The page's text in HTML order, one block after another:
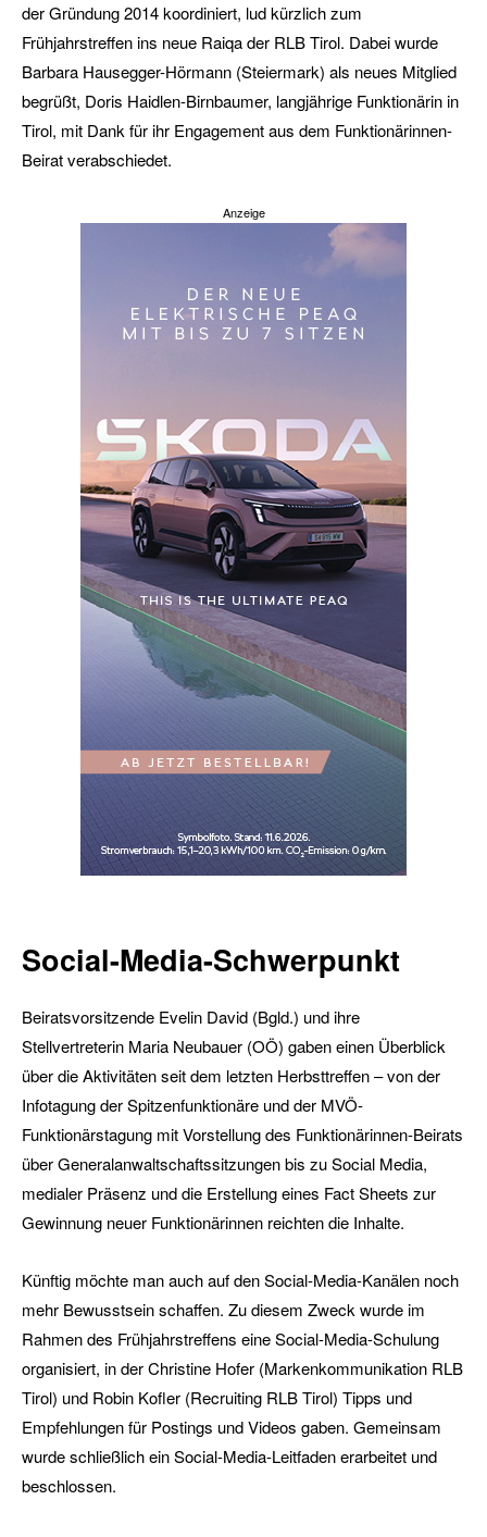
der Gründung 2014 koordiniert, lud kürzlich zum
Frühjahrstreffen ins neue Raiqa der RLB Tirol. Dabei wurde
Barbara Hausegger-Hörmann (Steiermark) als neues Mitglied
begrüßt, Doris Haidlen-Birnbaumer, langjährige Funktionärin in
Tirol, mit Dank für ihr Engagement aus dem Funktionärinnen-
Beirat verabschiedet.
Anzeige
Social-Media-Schwerpunkt
Beiratsvorsitzende Evelin David (Bgld.) und ihre
Stellvertreterin Maria Neubauer (OÖ) gaben einen Überblick
über die Aktivitäten seit dem letzten Herbsttreffen – von der
Infotagung der Spitzenfunktionäre und der MVÖ-
Funktionärstagung mit Vorstellung des Funktionärinnen-Beirats
über Generalanwaltschaftssitzungen bis zu Social Media,
medialer Präsenz und die Erstellung eines Fact Sheets zur
Gewinnung neuer Funktionärinnen reichten die Inhalte.
Künftig möchte man auch auf den Social-Media-Kanälen noch
mehr Bewusstsein schaffen. Zu diesem Zweck wurde im
Rahmen des Frühjahrstreffens eine Social-Media-Schulung
organisiert, in der Christine Hofer (Markenkommunikation RLB
Tirol) und Robin Kofler (Recruiting RLB Tirol) Tipps und
Empfehlungen für Postings und Videos gaben. Gemeinsam
wurde schließlich ein Social-Media-Leitfaden erarbeitet und
beschlossen.